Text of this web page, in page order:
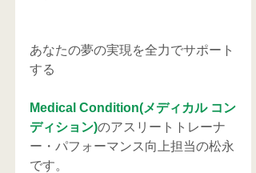
あなたの夢の実現を全力でサポート
する
Medical Condition(メディカル コン
ディション)のアスリートトレーナ
ー・パフォーマンス向上担当の松永
です。